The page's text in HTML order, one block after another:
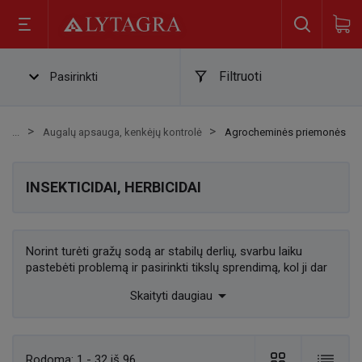
Pasirinkti Filtruoti
Augalų apsauga, kenkėjų kontrolė Agrocheminės priemonės
INSEKTICIDAI, HERBICIDAI
Norint turėti gražų sodą ar stabilų derlių, svarbu laiku
pastebėti problemą ir pasirinkti tikslų sprendimą, kol ji dar
amarai, tripsai, vikšrai ar lapgraužiai. Kitu – piktžolės, kurios
Skaityti daugiau 